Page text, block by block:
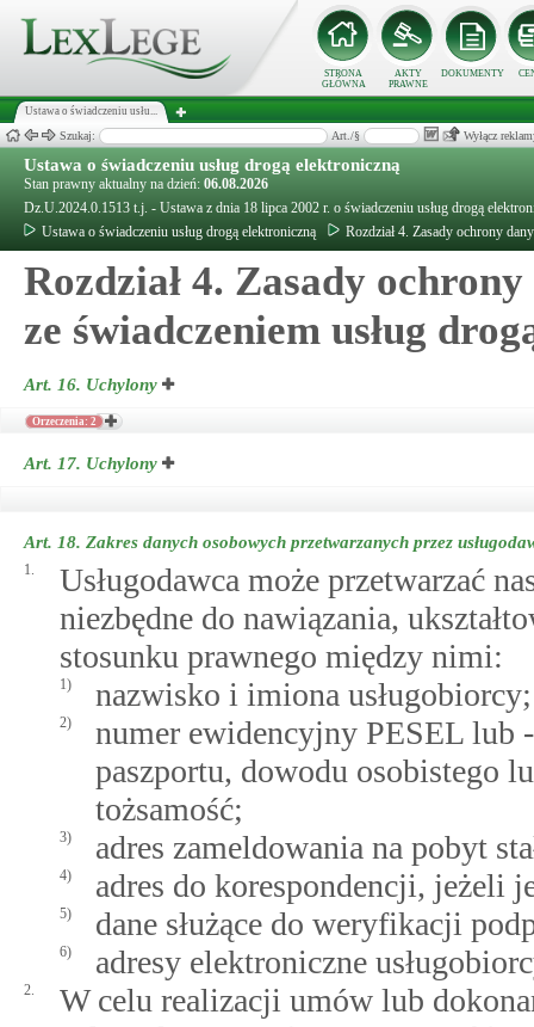
STRONA
GŁÓWNA
AKTY
PRAWNE
DOKUMENTY
Ustawa o świadczeniu usłu...
Szukaj: Art./§ Wyłącz
Ustawa o świadczeniu usług drogą elektroniczną
Stan prawny aktualny na dzień: 06.08.2026
Dz.U.2024.0.1513 t.j. - Ustawa z dnia 18 lipca 2002 r. o świadczeniu usług drogą
Ustawa o świadczeniu usług drogą elektroniczną
Rozdział 4. Zasady ochrony
Rozdział 4. Zasady
ze świadczeniem usług
Art. 16. Uchylony
Orzeczenia: 2
Art. 17. Uchylony
Art. 18. Zakres danych osobowych przetwarzanych przez
1.
Usługodawca może przetwarzać
niezbędne do nawiązania,
stosunku prawnego między nimi:
1) nazwisko i imiona usługobiorcy;
2)
numer ewidencyjny PESEL lub
paszportu, dowodu osobistego
tożsamość;
3) adres zameldowania na pobyt
4) adres do korespondencji, jeżeli
5) dane służące do weryfikacji
6) adresy elektroniczne
2.
W celu realizacji umów lub